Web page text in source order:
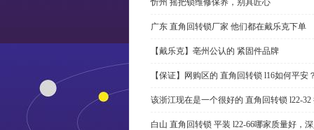
忻州 摇把锁维修保养，别具匠心
广东 直角回转锁厂家 他们都在戴乐克下单
【戴乐克】亳州公认的 紧固件品牌
【保证】网购区的 直角回转锁 l16如何平安
该浙江现在是一个很好的 直角回转锁 l22-
白山 直角回转锁 平装 l22-66哪家质量好，